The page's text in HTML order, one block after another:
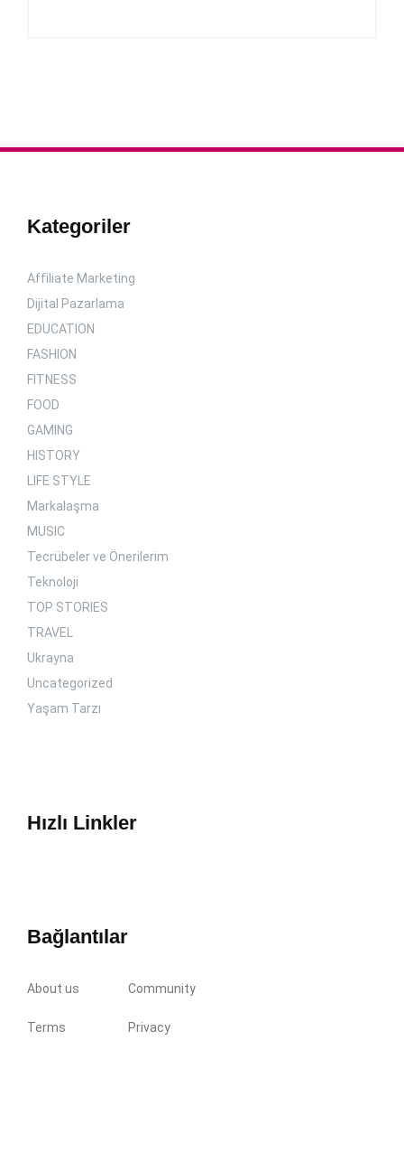
Kategoriler
Affiliate Marketing
Dijital Pazarlama
EDUCATION
FASHION
FITNESS
FOOD
GAMING
HISTORY
LIFE STYLE
Markalaşma
MUSIC
Tecrübeler ve Önerilerim
Teknoloji
TOP STORIES
TRAVEL
Ukrayna
Uncategorized
Yaşam Tarzı
Hızlı Linkler
Bağlantılar
About us Community
Terms Privacy